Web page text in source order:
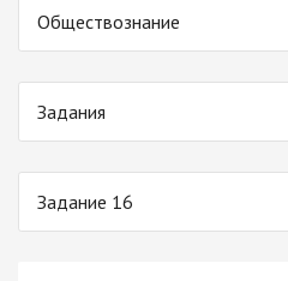
Обществознание
Задания
Задание 16